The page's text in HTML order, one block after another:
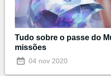
Tudo sobre o passe do
missões
04 nov 2020